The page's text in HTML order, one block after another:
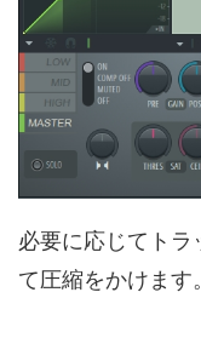
必要に応じてトラ
て圧縮をかけます。